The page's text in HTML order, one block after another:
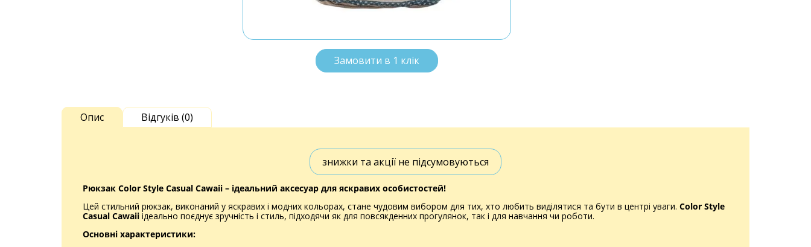
Замовити в 1 клік
Опис Відгуків (0)
знижки та акції не підсумовуються
Рюкзак Color Style Casual Cawaii – ідеальний аксесуар для яскравих особистостей!
Цей стильний рюкзак, виконаний у яскравих і модних кольорах, стане чудовим вибором для тих, хто любить виділятися та бути в центрі уваги. Color Style
Casual Cawaii ідеально поєднує зручність і стиль, підходячи як для повсякденних прогулянок, так і для навчання чи роботи.
Основні характеристики: